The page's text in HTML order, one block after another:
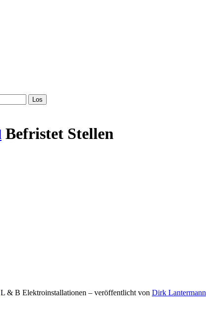
Los
Befristet Stellen
L & B Elektroinstallationen – veröffentlicht von Dirk Lantermann